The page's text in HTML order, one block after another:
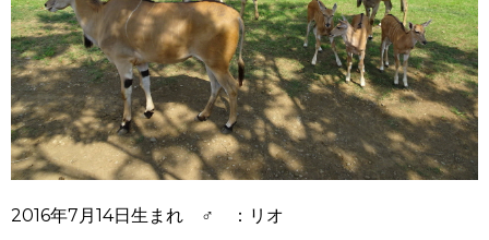
2016年7月14日生まれ ♂ ：リオ